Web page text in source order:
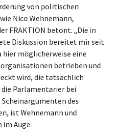
von politischen
Nico Wehnemann,
FRAKTION betont. „Die in
Diskussion bereitet mir seit
hier möglicherweise eine
betrieben und
wird, die tatsächlich
die Parlamentarier bei
des
ist Wehnemann und
im Auge.